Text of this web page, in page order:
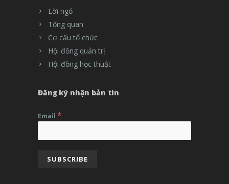
Lời ngỏ
Tổng quan
Cơ cấu tổ chức
Hội đồng quản trị
Hội đồng học thuật
Đăng ký nhận bản tin
Email *